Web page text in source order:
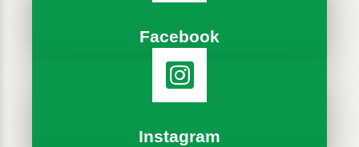
Facebook
Instagram